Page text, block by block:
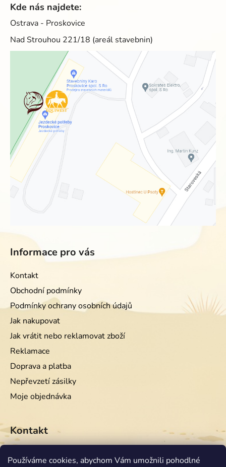
Používáme cookies, abychom Vám umožnili pohodlné
Kde nás najdete:
Ostrava - Proskovice
Nad Strouhou 221/18 (areál stavebnin)
Informace pro vás
Kontakt
Obchodní podmínky
Podmínky ochrany osobních údajů
Jak nakupovat
Jak vrátit nebo reklamovat zboží
Reklamace
Doprava a platba
Nepřevzetí zásilky
Moje objednávka
Kontakt
info @equiwest.cz